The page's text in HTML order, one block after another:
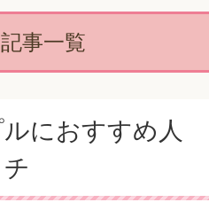
事一覧
におすすめ人